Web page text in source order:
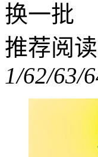
换一批
推荐阅读
1/62/63/6